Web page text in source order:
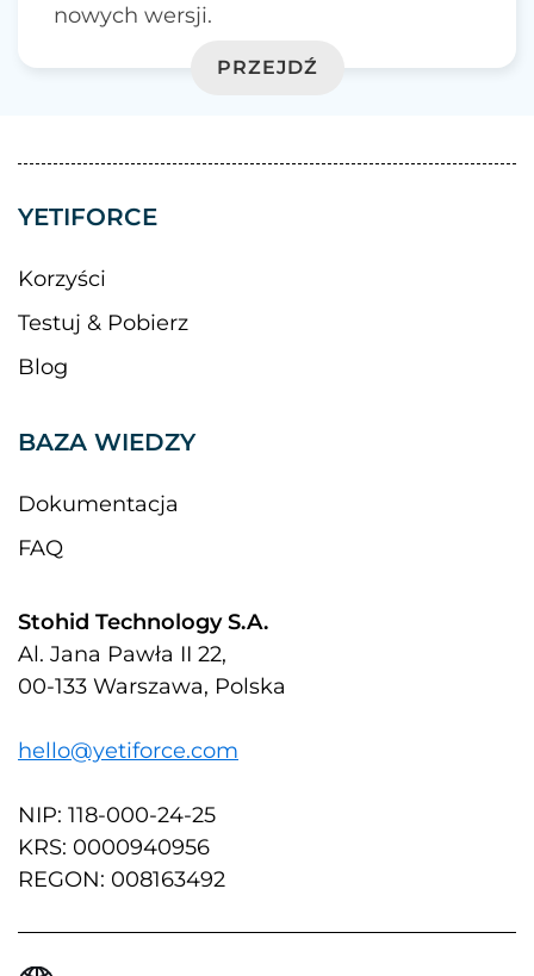
nowych wersji.
PRZEJDŹ
YETIFORCE
Korzyści
Testuj & Pobierz
Blog
BAZA WIEDZY
Dokumentacja
FAQ
Stohid Technology S.A.
Al. Jana Pawła II 22,
00-133 Warszawa, Polska
hello@yetiforce.com
NIP: 118-000-24-25
KRS: 0000940956
REGON: 008163492